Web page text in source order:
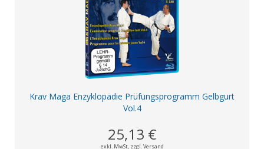
Krav Maga Enzyklopädie Prüfungsprogramm Gelbgurt
Vol.4
25,13 €
exkl. MwSt, zzgl. Versand